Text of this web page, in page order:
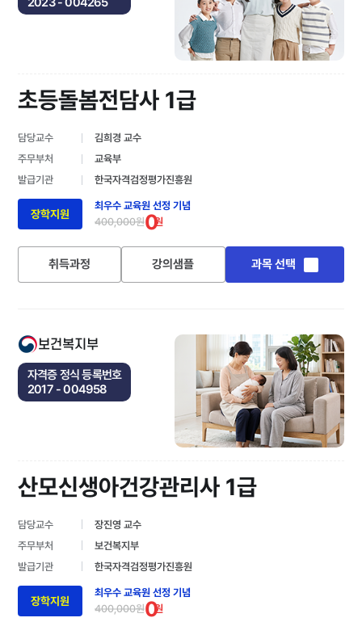
초등돌봄전담사 1급
담당교수
김희경 교수
주무부처
교육부
발급기관
한국자격검정평가진흥원
장학지원
최우수 교육원 선정 기념
400,000원0원
취득과정 강의샘플 과목 선택
보건복지부
자격증 정식 등록번호
2017 - 004958
산모신생아건강관리사 1급
담당교수
장진영 교수
주무부처
보건복지부
발급기관
한국자격검정평가진흥원
장학지원
최우수 교육원 선정 기념
400,000원0원